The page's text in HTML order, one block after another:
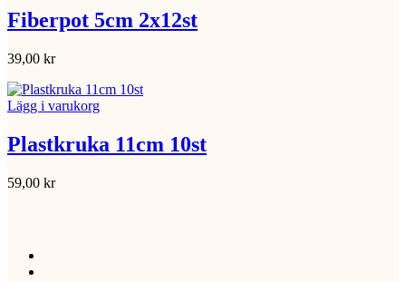
Fiberpot 5cm 2x12st
39,00 kr
Lägg i varukorg
Plastkruka 11cm 10st
59,00 kr